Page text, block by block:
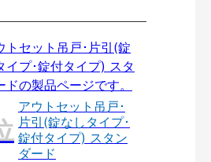
アウトセット吊戸･
片引(錠なしタイプ･
錠付タイプ) スタン
ダード